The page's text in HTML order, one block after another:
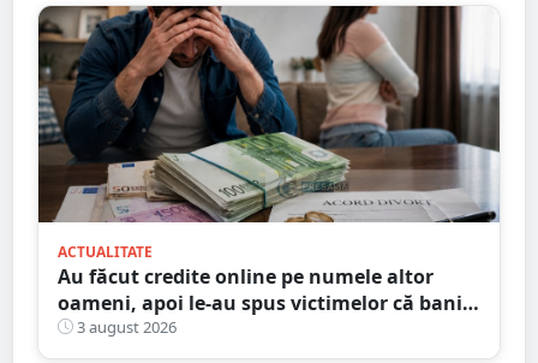
ACTUALITATE
Au făcut credite online pe numele altor
oameni, apoi le-au spus victimelor că banii
sunt din... moștenire
3 august 2026